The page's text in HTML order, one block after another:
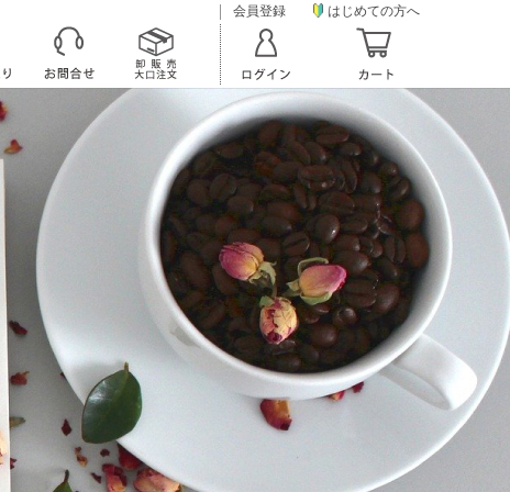
会員登録 はじめての方へ